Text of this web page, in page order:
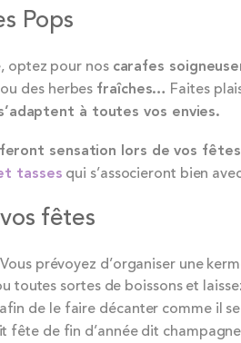
Pops
optez pour nos carafes
des herbes fraîches… Faites
à toutes vos envies.
sensation lors de vos fêtes
tasses qui s’associeront bien
fêtes
prévoyez d’organiser une
sortes de boissons et
afin de le faire décanter comme il
fête de fin d’année dit